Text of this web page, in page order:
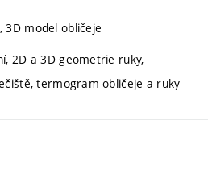
3D model obličeje
2D a 3D geometrie ruky,
termogram obličeje a ruky